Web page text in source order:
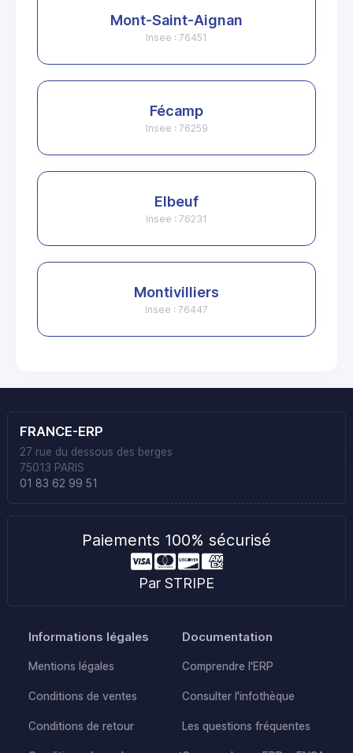
Mont-Saint-Aignan
Insee : 76451
Fécamp
Insee : 76259
Elbeuf
Insee : 76231
Montivilliers
Insee : 76447
FRANCE-ERP
27 rue du dessous des berges
75013 PARIS
01 83 62 99 51
Paiements 100% sécurisé
Par STRIPE
Informations légales
Mentions légales
Conditions de ventes
Conditions de retour
Documentation
Comprendre l'ERP
Consulter l'infothèque
Les questions fréquentes